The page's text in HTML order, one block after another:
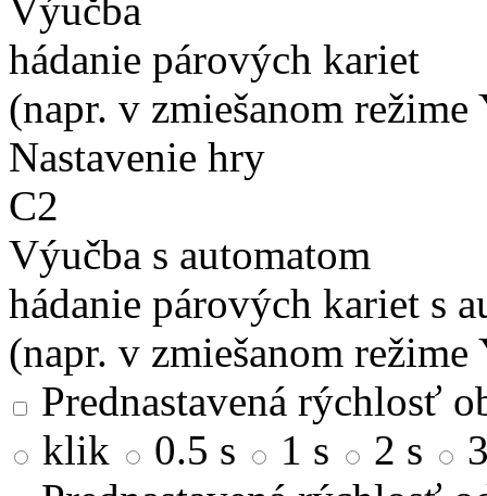
Výučba
hádanie párových kariet
(napr. v zmiešanom režime
Nastavenie hry
C2
Výučba s automatom
hádanie párových kariet s
(napr. v zmiešanom režime
Prednastavená rýchlosť
klik
0.5 s 1 s 2 s